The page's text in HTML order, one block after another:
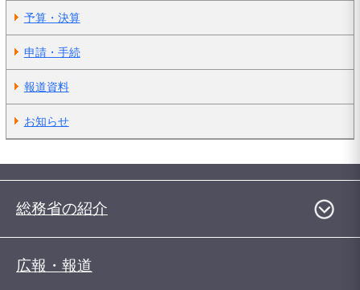
予算・決算
申請・手続
報道資料
お知らせ
総務省の紹介
広報・報道